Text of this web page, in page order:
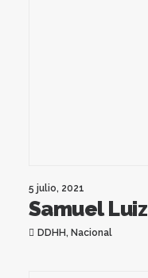
5 julio, 2021
Samuel Luiz
DDHH, Nacional